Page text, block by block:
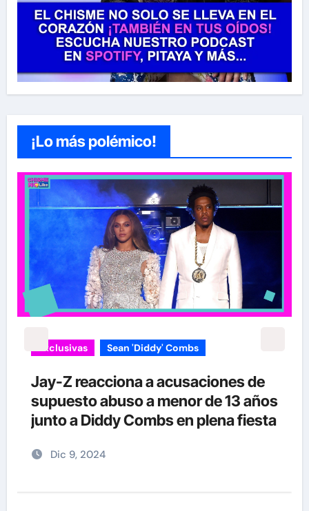
¡Lo más polémico!
Exclusivas Sean 'Diddy' Combs
Jay-Z reacciona a acusaciones de
supuesto abuso a menor de 13 años
junto a Diddy Combs en plena fiesta
Dic 9, 2024